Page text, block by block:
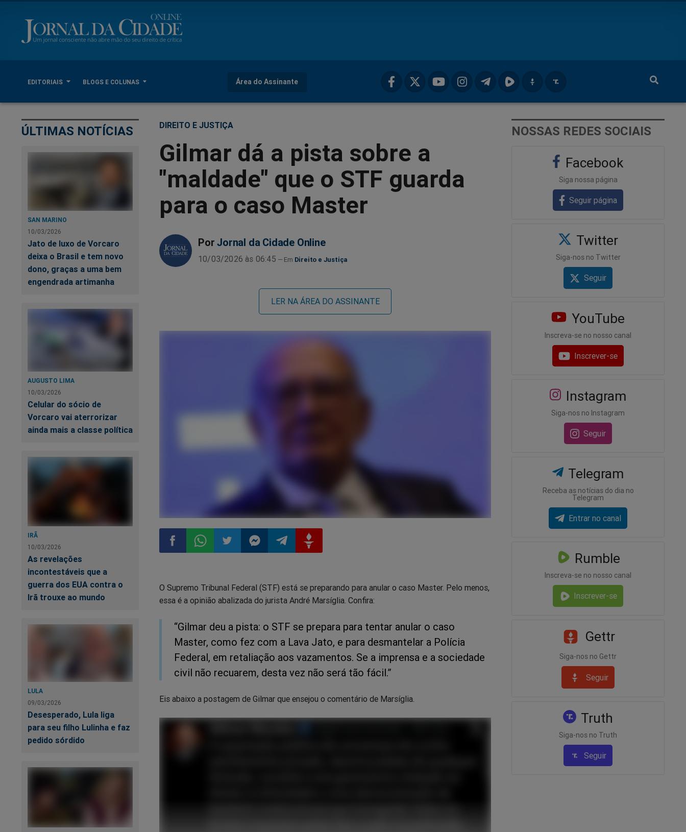
EDITORIAIS BLOGS E COLUNAS Área do Assinante
ÚLTIMAS NOTÍCIAS
SAN MARINO
10/03/2026
Jato de luxo de Vorcaro
deixa o Brasil e tem novo
dono, graças a uma bem
engendrada artimanha
AUGUSTO LIMA
10/03/2026
Celular do sócio de
Vorcaro vai aterrorizar
ainda mais a classe política
IRÃ
10/03/2026
As revelações
incontestáveis que a
guerra dos EUA contra o
Irã trouxe ao mundo
LULA
09/03/2026
Desesperado, Lula liga
para seu filho Lulinha e faz
pedido sórdido
DIREITO E JUSTIÇA
Gilmar dá a pista sobre a
"maldade" que o STF guarda
para o caso Master
Por Jornal da Cidade Online
10/03/2026 às 06:45 Direito e Justiça
LER NA ÁREA DO ASSINANTE
no
Facebook
no
no
no
no
no
O Supremo Tribunal Federal (STF) está se preparando para anular o caso Master. Pelo menos,
essa é a opinião abalizada do jurista André Marsíglia. Confira:
“Gilmar deu a pista: o STF se prepara para tentar anular o caso
Master, como fez com a Lava Jato, e para desmantelar a Polícia
Federal, em retaliação aos vazamentos. Se a imprensa e a sociedade
civil não recuarem, desta vez não será tão fácil.”
Eis abaixo a postagem de Gilmar que ensejou o comentário de Marsíglia.
NOSSAS REDES SOCIAIS
Facebook
Siga nossa página
Seguir página
Twitter
Siga-nos no Twitter
Seguir
YouTube
Inscreva-se no nosso canal
Inscrever-se
Instagram
Siga-nos no Instagram
Seguir
Telegram
Receba as notícias do dia no
Telegram
Entrar no canal
Rumble
Inscreva-se no nosso canal
Inscrever-se
Gettr
Siga-nos no Gettr
Seguir
Truth
Siga-nos no Truth
Seguir